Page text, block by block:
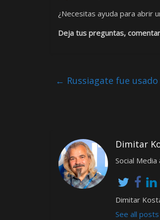
¿Necesitas ayuda para abrir
Deja tus preguntas,
← Russiagate fue
Dimitar
Social
Dimitar
See all